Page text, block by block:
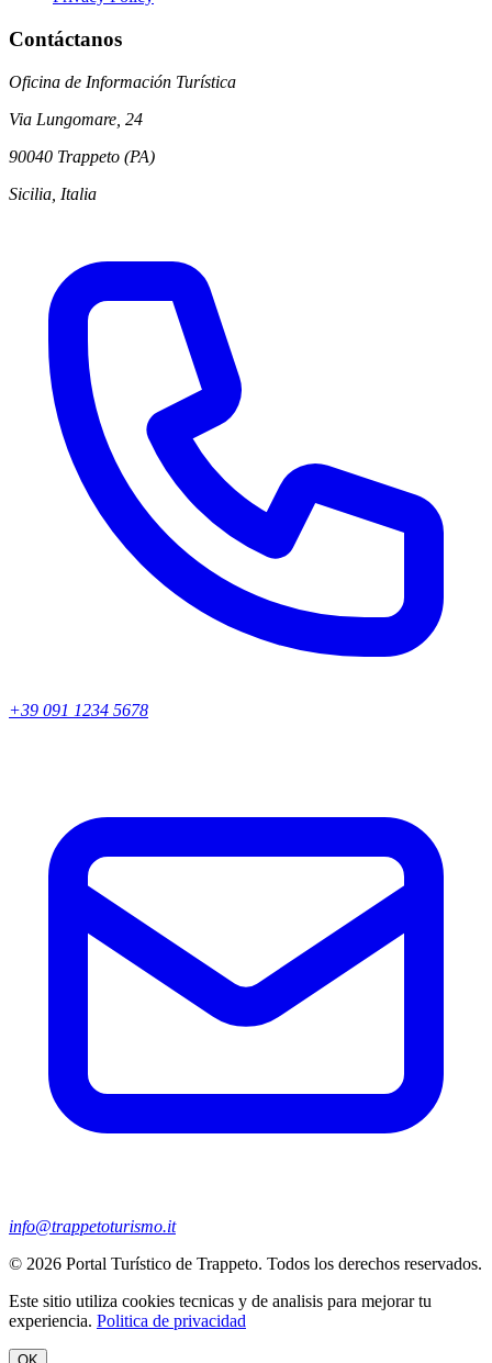
Contáctanos
Oficina de Información Turística
Via Lungomare, 24
90040 Trappeto (PA)
Sicilia, Italia
+39 091 1234 5678
info@trappetoturismo.it
© 2026 Portal Turístico de Trappeto. Todos los derechos reservados.
Este sitio utiliza cookies tecnicas y de analisis para mejorar tu
experiencia. Politica de privacidad